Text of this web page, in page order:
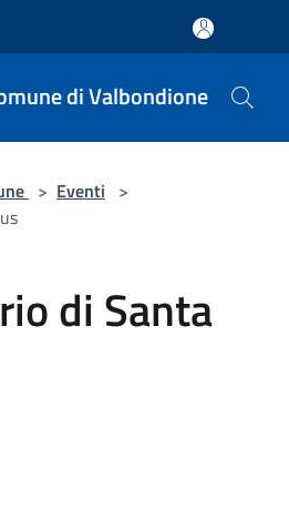
di Valbondione
> Eventi >
di Santa